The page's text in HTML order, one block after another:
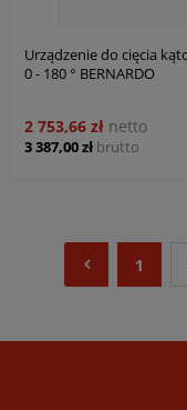
Urządzenie do cięcia
0 - 180 ° BERNARDO
3 387,00 zł brutto
2 753,66 zł netto
1